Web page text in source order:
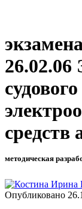
26.02.06
судового
средств
методическая
Опубликовано